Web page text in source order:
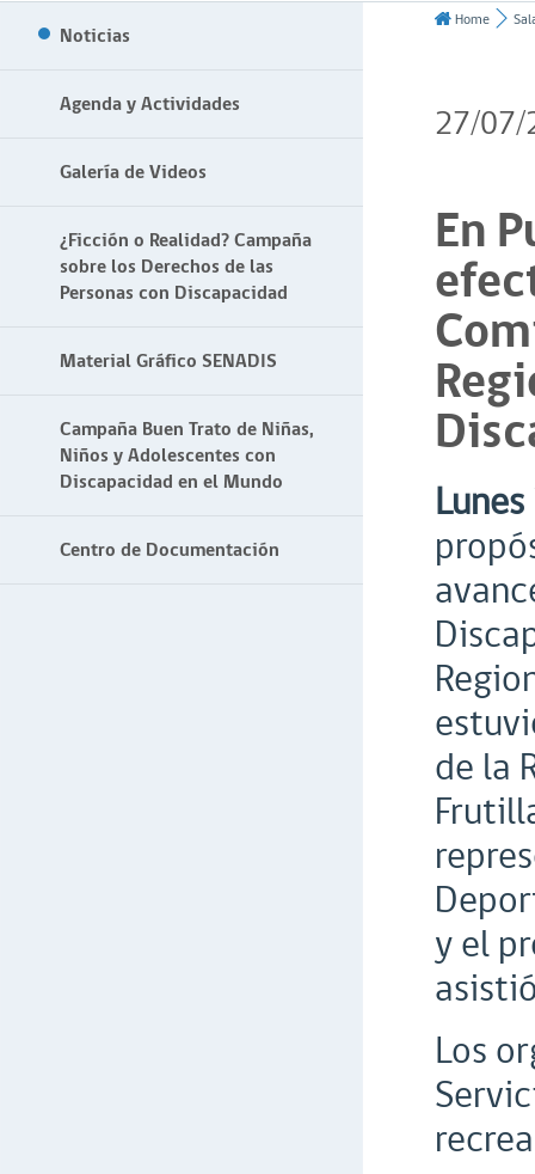
Noticias
Agenda y Actividades
Galería de Videos
¿Ficción o Realidad? Campaña
sobre los Derechos de las
Personas con Discapacidad
Material Gráfico SENADIS
Campaña Buen Trato de Niñas,
Niños y Adolescentes con
Discapacidad en el Mundo
Centro de Documentación
Home
27/
En
de la
y el
Los